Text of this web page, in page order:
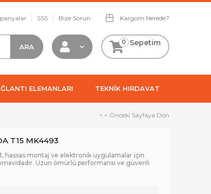
SSS Bize Sorun Kargom Nerede?
Sepetim
0
ELEMANLARI TEKNİK HIRDAVAT
< < Önceki Sayfaya Dön
T15 MK4493
hassas montaj ve elektronik uygulamalar için
Uzun ömürlü performansı ve güvenli